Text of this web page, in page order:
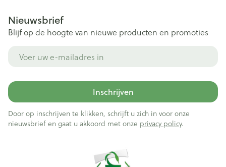
Nieuwsbrief
Blijf op de hoogte van nieuwe producten en promoties
Inschrijven
Door op inschrijven te klikken, schrijft u zich in voor onze
nieuwsbrief en gaat u akkoord met onze privacy policy.